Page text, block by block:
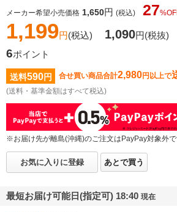
メーカー希望小売価格 1,650円 (税込) 27
1,199円(税込) 1,090円(税抜)
6ポイント
送料590円 合せ買い商品合計2,980円以上で
(送料・基準金額はすべて税込)
※お届け先が離島(沖縄)のご注文はPayPay対象外
お気に入りに登録 あとで買う
最短お届け可能日(指定可) 18:40 現在